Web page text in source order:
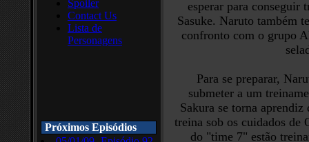
Spoiler
Contact Us
Lista de
Personagens
Próximos Episódios
esperar para conseguir
Sasuke. Naruto também
confronto com o grupo
Para se preparar,
submeter a um
Sakura se torna aprendiz
treina sob os cuidados de
do "time 7" estão